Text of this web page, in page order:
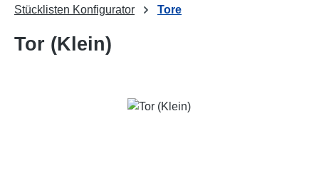
Stücklisten Konfigurator Tore
Tor (Klein)
Bildergalerie überspringen